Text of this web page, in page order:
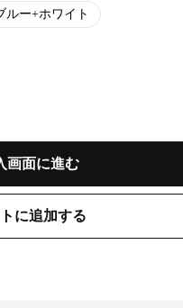
ルー+ホワイト
画面に進む
に追加する